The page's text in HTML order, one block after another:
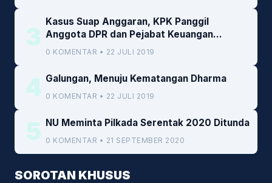
3
Kasus Suap Anggaran, KPK Panggil
Anggota DPR dan Pejabat Keuangan
Kemenkeu
0 KOMENTAR • 22 JULI 2019
4 Galungan, Menuju Kematangan Dharma
0 KOMENTAR • 22 JULI 2019
5 NU Meminta Pilkada Serentak 2020 Ditunda
0 KOMENTAR • 21 SEPTEMBER 2020
SOROTAN KHUSUS